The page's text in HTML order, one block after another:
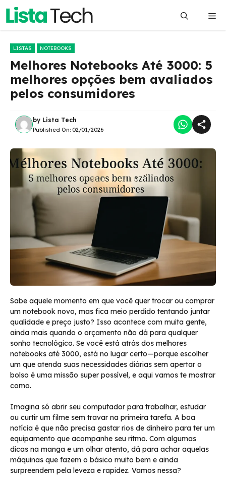
Pular
o
LISTAS NOTEBOOKS
Melhores Notebooks Até 3000: 5
melhores opções bem avaliados
pelos consumidores
by Lista Tech
Published On: 02/01/2026
Sabe aquele momento em que você quer trocar ou comprar
um notebook novo, mas fica meio perdido tentando juntar
qualidade e preço justo? Isso acontece com muita gente,
ainda mais quando o orçamento não dá para qualquer
sonho tecnológico. Se você está atrás dos melhores
notebooks até 3000, está no lugar certo—porque escolher
um que atenda suas necessidades diárias sem apertar o
bolso é uma missão super possível, e aqui vamos te mostrar
como.
Imagina só abrir seu computador para trabalhar, estudar
ou curtir um filme sem travar na primeira tarefa. A boa
notícia é que não precisa gastar rios de dinheiro para ter um
equipamento que acompanhe seu ritmo. Com algumas
dicas na manga e um olhar atento, dá para achar aquelas
máquinas que fazem o básico muito bem e ainda
surpreendem pela leveza e rapidez. Vamos nessa?